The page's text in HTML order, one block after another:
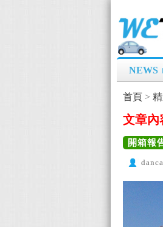
NEWS
首頁 >
文章內
開箱報